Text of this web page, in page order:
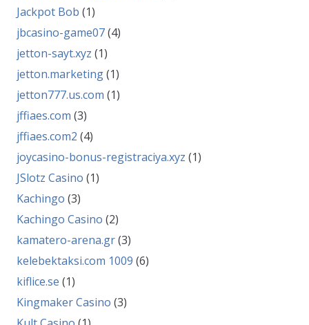
Jackpot Bob (1)
jbcasino-game07(4)
jetton-sayt.xyz (1)
jetton.marketing(1)
jetton777.us.com (1)
jffiaes.com (3)
jffiaes.com2 (4)
joycasino-bonus-registraciya.xyz (1)
JSlotz Casino (1)
Kachingo (3)
Kachingo Casino (2)
kamatero-arena.gr(3)
kelebektaksi.com 1009 (6)
kiflice.se (1)
Kingmaker Casino (3)